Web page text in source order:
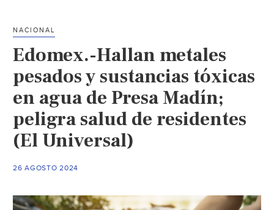
Madín
tras
intensas
lluvias
(Mi
NACIONAL
Edomex.-Hallan metales
pesados y sustancias tóxicas
en agua de Presa Madín;
peligra salud de residentes
(El Universal)
26 AGOSTO 2024